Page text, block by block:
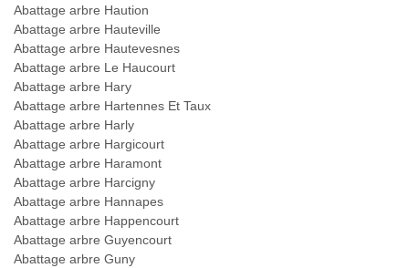
Abattage arbre Haution
Abattage arbre Hauteville
Abattage arbre Hautevesnes
Abattage arbre Le Haucourt
Abattage arbre Hary
Abattage arbre Hartennes Et Taux
Abattage arbre Harly
Abattage arbre Hargicourt
Abattage arbre Haramont
Abattage arbre Harcigny
Abattage arbre Hannapes
Abattage arbre Happencourt
Abattage arbre Guyencourt
Abattage arbre Guny